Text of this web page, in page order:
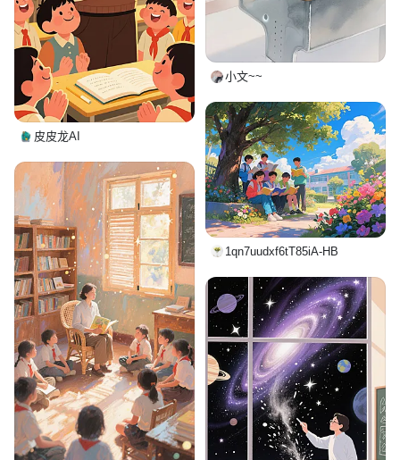
小文~~
皮皮龙AI
1qn7uudxf6tT85iA-HB